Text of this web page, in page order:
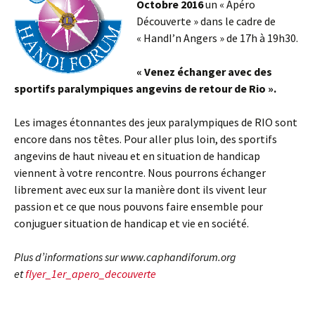
Octobre 2016un « Apéro
Découverte » dans le cadre de
« HandI’n Angers » de 17h à 19h30.
« Venez échanger avec des
sportifs paralympiques angevins de retour de Rio ».
Les images étonnantes des jeux paralympiques de RIO sont
encore dans nos têtes. Pour aller plus loin, des sportifs
angevins de haut niveau et en situation de handicap
viennent à votre rencontre. Nous pourrons échanger
librement avec eux sur la manière dont ils vivent leur
passion et ce que nous pouvons faire ensemble pour
conjuguer situation de handicap et vie en société.
Plus d’informations sur www.caphandiforum.org
etflyer_1er_apero_decouverte